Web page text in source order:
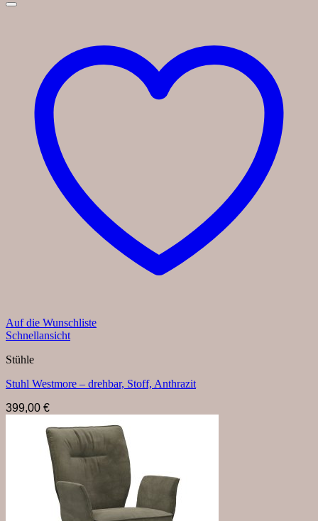
Auf die Wunschliste
Schnellansicht
Stühle
Stuhl Westmore – drehbar, Stoff, Anthrazit
399,00 €